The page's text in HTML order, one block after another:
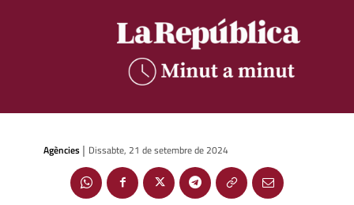
Agències | Dissabte, 21 de setembre de 2024